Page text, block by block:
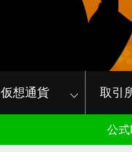
仮想通貨 取引
公式